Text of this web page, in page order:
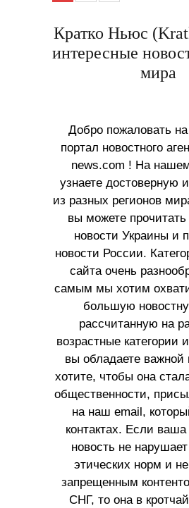
Кратко Ньюс
интересные
мира
Добро пожаловать
портал новостного
news.com ! На
узнаете достоверную
из разных регионов
вы можете
новости Украины и
новости России.
сайта очень
самым мы хотим
большую
рассчитанную на
возрастные категории
вы обладаете важной
хотите, чтобы она
общественности,
на наш email,
контактах. Если
новость не
этических норм и
запрещенным
СНГ, то она в